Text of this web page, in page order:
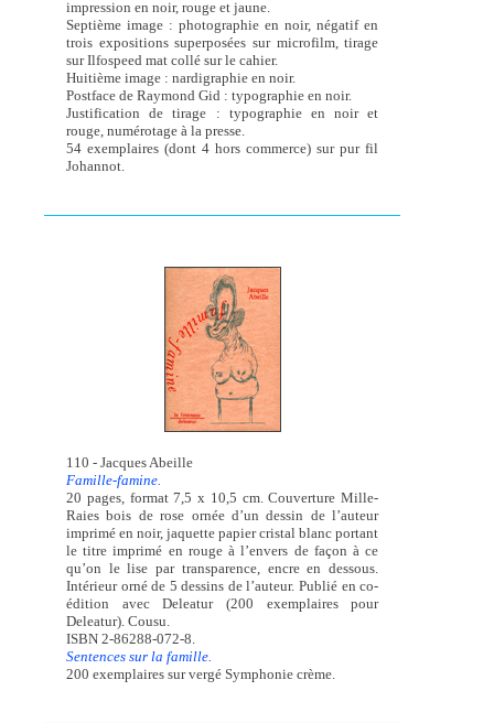
impression en noir, rouge et jaune.
Septième image : photographie en noir, négatif en
trois expositions superposées sur microfilm, tirage
sur Ilfospeed mat collé sur le cahier.
Huitième image : nardigraphie en noir.
Postface de Raymond Gid : typographie en noir.
Justification de tirage : typographie en noir et
rouge, numérotage à la presse.
54 exemplaires (dont 4 hors commerce) sur pur fil
Johannot.
110 - Jacques Abeille
Famille-famine.
20 pages, format 7,5 x 10,5 cm. Couverture Mille-
Raies bois de rose ornée d’un dessin de l’auteur
imprimé en noir, jaquette papier cristal blanc portant
le titre imprimé en rouge à l’envers de façon à ce
qu’on le lise par transparence, encre en dessous.
Intérieur orné de 5 dessins de l’auteur. Publié en co-
édition avec Deleatur (200 exemplaires pour
Deleatur). Cousu.
ISBN 2-86288-072-8.
Sentences sur la famille.
200 exemplaires sur vergé Symphonie crème.